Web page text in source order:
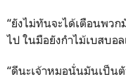
“ยังไม่ทันจะได้เตือนพว
ไป ในมือยังกำไม้เบสบอ
“ดีนะเจ้าหมอนั่นมันเป็น